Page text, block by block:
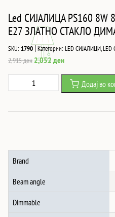
Led СИJАЛИЦА PS160 8W
E27 ЗЛАТНО СТАКЛО
SKU:1790|Категории:LED СИЈАЛИЦИ,LED
2,915ден Original
was:
2,915 ден.
2,052 денCurrent
price
2,052 ден.
СИJАЛИЦА
AC220-
240V
E27
СТАКЛО
Додај во
Brand
Beam angle
Dimmable